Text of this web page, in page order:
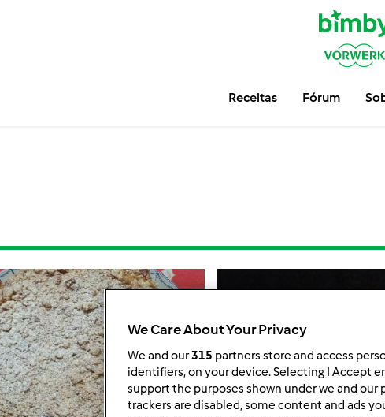
Receitas Fórum
We Care About Your Privacy
We and our315 partners store and access
identifiers, on your device. Selecting I Accept
support the purposes shown under we and our
trackers are disabled, some content and ads